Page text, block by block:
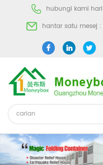
hubungi kami
hantar satu mesej :